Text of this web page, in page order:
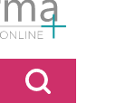
Cerca Prodotto